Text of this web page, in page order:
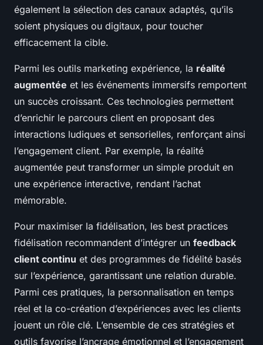
également la sélection des canaux adaptés, qu’ils
soient physiques ou digitaux, pour toucher
efficacement la cible.
Parmi les outils marketing expérience, la réalité
augmentée et les événements immersifs remportent
un succès croissant. Ces technologies permettent
d’enrichir le parcours client en proposant des
interactions ludiques et sensorielles, renforçant ainsi
l’engagement client. Par exemple, la réalité
augmentée peut transformer un simple produit en
une expérience interactive, rendant l’achat
mémorable.
Pour maximiser la fidélisation, les best practices
fidélisation recommandent d’intégrer un feedback
client continu et des programmes de fidélité basés
sur l’expérience, garantissant une relation durable.
Parmi ces pratiques, la personnalisation en temps
réel et la co-création d’expériences avec les clients
jouent un rôle clé. L’ensemble de ces stratégies et
outils favorise l’ancrage émotionnel et l’engagement